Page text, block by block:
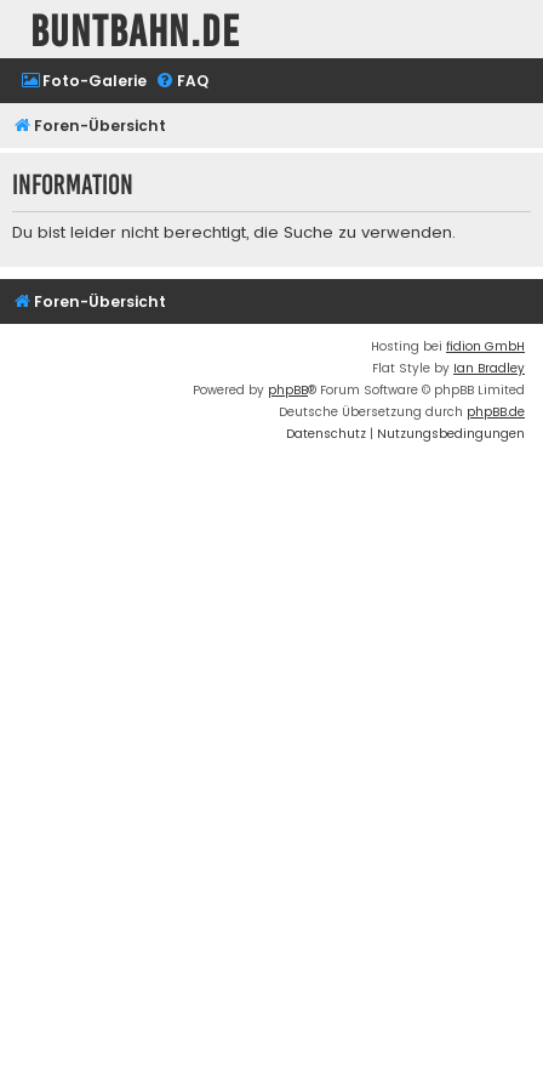
buntbahn.de
Foto-Galerie FAQ
Foren-Übersicht
Information
Du bist leider nicht berechtigt, die Suche zu verwenden.
Foren-Übersicht
Hosting bei fidion GmbH
Flat Style by Ian Bradley
Powered by phpBB® Forum Software © phpBB Limited
Deutsche Übersetzung durch phpBB.de
Datenschutz | Nutzungsbedingungen